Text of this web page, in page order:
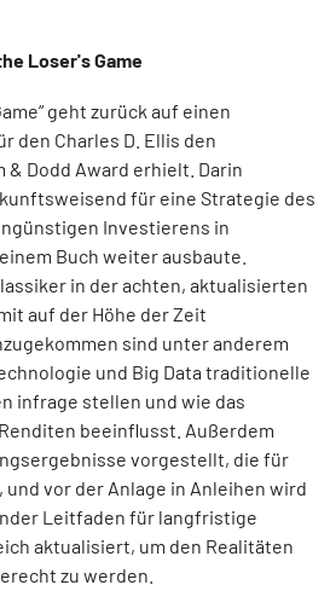
Loser's Game
geht zurück auf einen
den Charles D. Ellis den
& Dodd Award erhielt. Darin
für eine Strategie des
Investierens in
Buch weiter ausbaute.
in der achten, aktualisierten
auf der Höhe der Zeit
sind unter anderem
und Big Data traditionelle
infrage stellen und wie das
beeinflusst. Außerdem
vorgestellt, die für
und vor der Anlage in Anleihen wird
Leitfaden für langfristige
aktualisiert, um den Realitäten
zu werden.